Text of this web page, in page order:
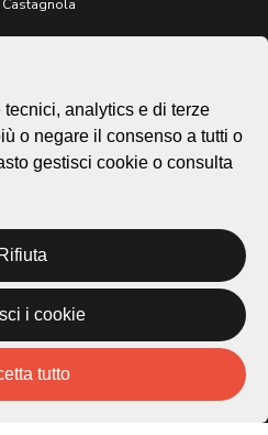
Castagnola
866 68 50
Policy
Credits
Temi
Storie
analytics e di terze
o negare il consenso a tutti o
gestisci cookie o consulta
Rifiuta
i cookie
tutto